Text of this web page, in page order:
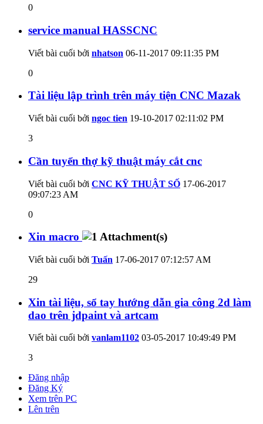
0
service manual HASSCNC
Viết bài cuối bởi nhatson 06-11-2017 09:11:35 PM
0
Tài liệu lập trình trên máy tiện CNC Mazak
Viết bài cuối bởi ngoc tien 19-10-2017 02:11:02 PM
3
Cần tuyển thợ kỹ thuật máy cắt cnc
Viết bài cuối bởi CNC KỸ THUẬT SỐ 17-06-2017
09:07:23 AM
0
Xin macro
Viết bài cuối bởi Tuấn 17-06-2017 07:12:57 AM
29
Xin tài liệu, sổ tay hướng dẫn gia công 2d làm
dao trên jdpaint và artcam
Viết bài cuối bởi vanlam1102 03-05-2017 10:49:49 PM
3
Đăng nhập
Đăng Ký
Xem trên PC
Lên trên